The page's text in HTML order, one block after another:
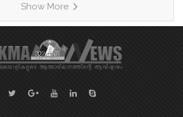
പായിപ്പാട്,
ചരിത്രപ്രസിദ്ധമായ
പേരിലാണ്
പ്രമുഖ ബോട്ട് ക്ലബ്ബുകൾ
എത്തുന്നത്.
Show More